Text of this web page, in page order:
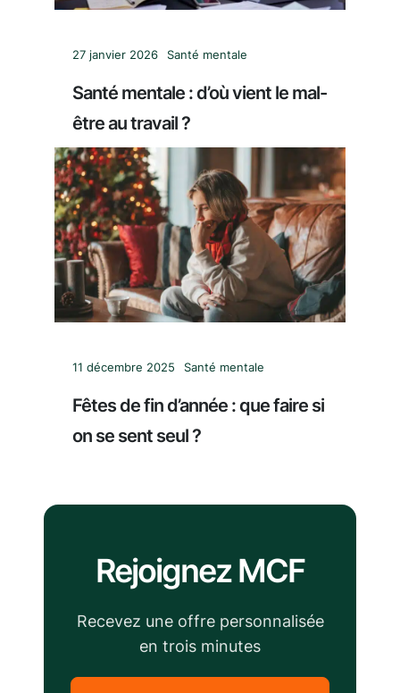
27 janvier 2026 Santé mentale
Santé mentale : d’où vient le mal-
être au travail ?
11 décembre 2025 Santé mentale
Fêtes de fin d’année : que faire si
on se sent seul ?
Rejoignez MCF
Recevez une offre personnalisée
en trois minutes